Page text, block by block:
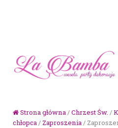
Strona główna/Chrzest Św. /
chłopca/ Zaproszenia/